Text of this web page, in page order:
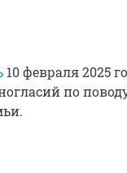
10 февраля 2025
по